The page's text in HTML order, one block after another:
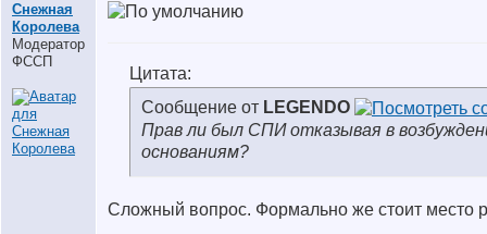
Снежная
Королева
Модератор
ФССП
Цитата:
Сообщение от LEGENDO
Прав ли был СПИ отказывая в
основаниям?
Сложный вопрос. Формально же стоит место